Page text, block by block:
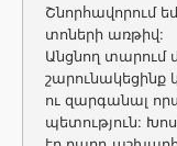
Շնորհավորում
տոների առթիվ:
Անցնող տարում
շարունակեցինք
ու զարգանալ
պետություն: